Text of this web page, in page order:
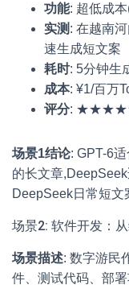
功能: 超低成
实测 : 在越南
速生成短文案
耗时: 5分钟生
成本: ¥1/百万
评分: ★★★★☆
场景1结论: GPT-6
的长文章
DeepSeek日常短文
场景2: 软件开发：
场景描述: 数字游民
件、测试代码、部署